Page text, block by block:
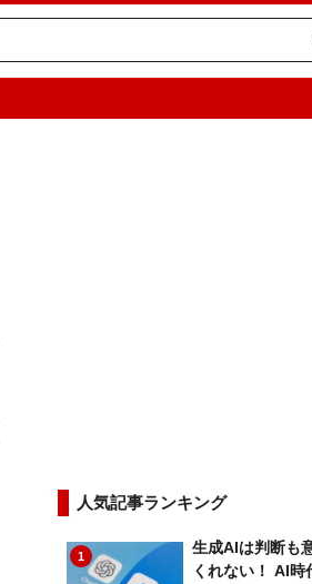
人気記事ランキング
1
生成AIは判断も
くれない！ AI時